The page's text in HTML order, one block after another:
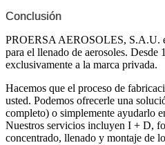
Conclusión
PROERSA AEROSOLES, S.A.U.
para el llenado de aerosoles. Desde
exclusivamente a la marca privada.
Hacemos que el proceso de
usted. Podemos ofrecerle una
completo) o simplemente ayudarlo
Nuestros servicios incluyen I + D,
concentrado, llenado y montaje de